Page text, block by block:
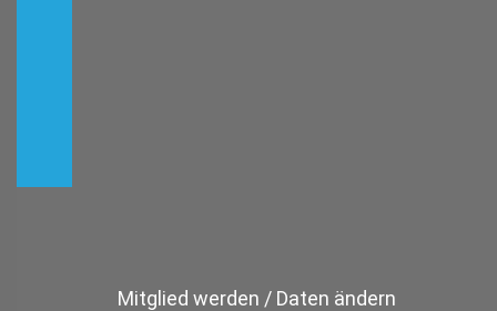
Mitglied werden / Daten ändern